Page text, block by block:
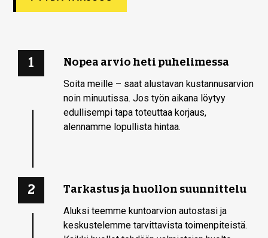
1 Nopea arvio heti puhelimessa
Soita meille – saat alustavan kustannusarvion
noin minuutissa. Jos työn aikana löytyy
edullisempi tapa toteuttaa korjaus,
alennamme lopullista hintaa.
2 Tarkastus ja huollon suunnittelu
Aluksi teemme kuntoarvion autostasi ja
keskustelemme tarvittavista toimenpiteistä.